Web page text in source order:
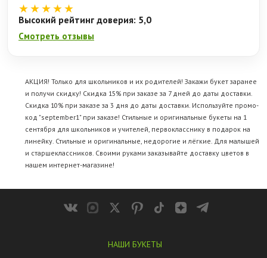
★★★★★
Высокий рейтинг доверия: 5,0
Смотреть отзывы
АКЦИЯ! Только для школьников и их родителей! Закажи букет заранее
и получи скидку! Скидка 15% при заказе за 7 дней до даты доставки.
Скидка 10% при заказе за 3 дня до даты доставки. Используйте промо-
код "september1" при заказе! Стильные и оригинальные букеты на 1
сентября для школьников и учителей, первокласснику в подарок на
линейку. Стильные и оригинальные, недорогие и лёгкие. Для малышей
и старшеклассников. Своими руками заказывайте доставку цветов в
нашем интернет-магазине!
НАШИ БУКЕТЫ